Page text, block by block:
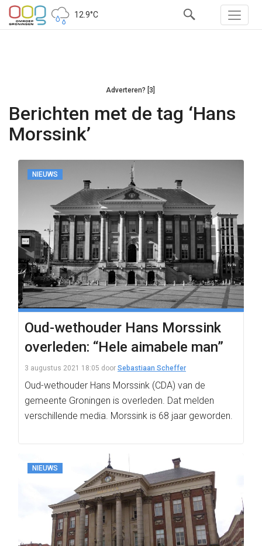
12.9°C
Adverteren? [3]
Berichten met de tag ‘Hans
Morssink’
NIEUWS
Oud-wethouder Hans Morssink
overleden: “Hele aimabele man”
3 augustus 2021 18:05 door Sebastiaan Scheffer
Oud-wethouder Hans Morssink (CDA) van de
gemeente Groningen is overleden. Dat melden
verschillende media. Morssink is 68 jaar geworden.
NIEUWS